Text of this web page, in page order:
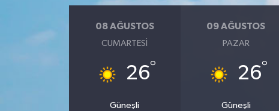
08 AĞUSTOS
CUMARTESI
26°
Güneşli
09 AĞUSTOS
PAZAR
26°
Güneşli